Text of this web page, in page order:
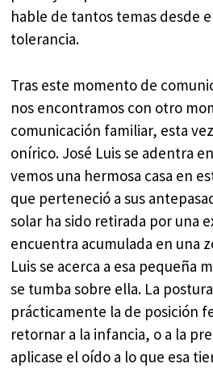
hable de tantos temas desde
tolerancia.
Tras este momento de
nos encontramos con otro
comunicación familiar, esta
onírico. José Luis se adentra
vemos una hermosa casa en
que perteneció a sus
solar ha sido retirada por una
encuentra acumulada en una
Luis se acerca a esa pequeña
se tumba sobre ella. La
prácticamente la de posición
retornar a la infancia, o a la
aplicase el oído a lo que esa